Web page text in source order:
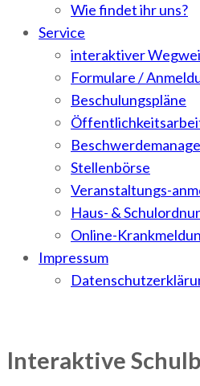
Wie findet ihr uns?
Service
interaktiver
Formulare /
Beschulungspläne
Stellenbörse
Veranstaltungs-
Haus- &
Online-
Impressum
Interaktive